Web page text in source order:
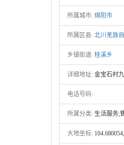
所属城市: 绵阳市
所属区县: 北川羌族
乡镇街道: 桂溪乡
详细地址: 金宝石村
电话号码:
所属分类: 生活服务;
大地坐标: